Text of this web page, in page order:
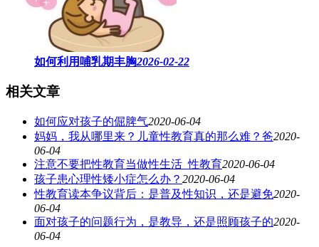
如何利用哺乳期丰胸2026-02-22
相关文章
如何应对孩子的倔脾气2020-06-04
妈妈，我从哪里来？儿童性教育真的那么难？爸2020-
06-04
注意不要把性教育当做性生活_性教育2020-06-04
孩子患心理性矮小症怎么办？ 2020-06-04
性教育读本争议背后：是普及性知识，还是避免2020-
06-04
面对孩子的问题行为，是教导，还是照顾孩子的2020-
06-04